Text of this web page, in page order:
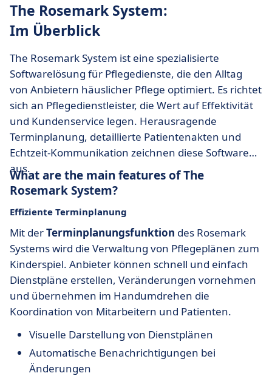
The Rosemark System:
Im Überblick
The Rosemark System ist eine spezialisierte
Softwarelösung für Pflegedienste, die den Alltag
von Anbietern häuslicher Pflege optimiert. Es richtet
sich an Pflegedienstleister, die Wert auf Effektivität
und Kundenservice legen. Herausragende
Terminplanung, detaillierte Patientenakten und
Echtzeit-Kommunikation zeichnen diese Software
aus.
What are the main features of The
Rosemark System?
Effiziente Terminplanung
Mit derTerminplanungsfunktion des Rosemark
Systems wird die Verwaltung von Pflegeplänen zum
Kinderspiel. Anbieter können schnell und einfach
Dienstpläne erstellen, Veränderungen vornehmen
und übernehmen im Handumdrehen die
Koordination von Mitarbeitern und Patienten.
Visuelle Darstellung von Dienstplänen
Automatische Benachrichtigungen bei
Änderungen